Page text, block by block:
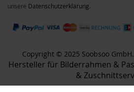
unsere Datenschutzerklärung.
Copyright © 2025 Soobsoo
Hersteller für Bilderrahmen &
&